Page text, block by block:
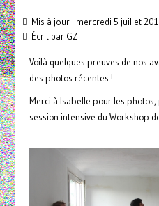
Mis à jour : mercredi 5 juillet
Écrit par GZ
Voilà quelques preuves de nos
des photos récentes !
Merci à Isabelle pour les
session intensive du Workshop